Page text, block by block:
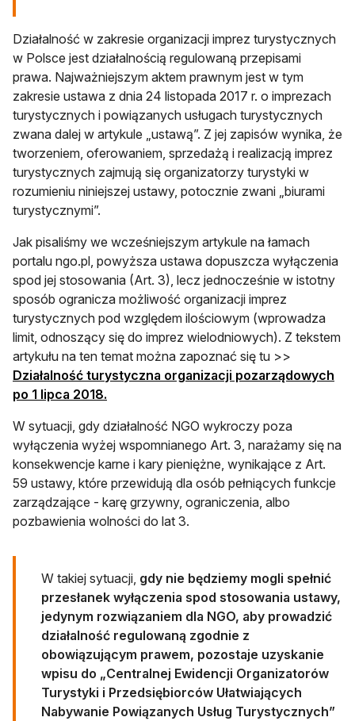
Działalność w zakresie organizacji imprez turystycznych
w Polsce jest działalnością regulowaną przepisami
prawa. Najważniejszym aktem prawnym jest w tym
zakresie ustawa z dnia 24 listopada 2017 r. o imprezach
turystycznych i powiązanych usługach turystycznych
zwana dalej w artykule „ustawą”. Z jej zapisów wynika, że
tworzeniem, oferowaniem, sprzedażą i realizacją imprez
turystycznych zajmują się organizatorzy turystyki w
rozumieniu niniejszej ustawy, potocznie zwani „biurami
turystycznymi”.
Jak pisaliśmy we wcześniejszym artykule na łamach
portalu ngo.pl, powyższa ustawa dopuszcza wyłączenia
spod jej stosowania (Art. 3), lecz jednocześnie w istotny
sposób ogranicza możliwość organizacji imprez
turystycznych pod względem ilościowym (wprowadza
limit, odnoszący się do imprez wielodniowych). Z tekstem
artykułu na ten temat można zapoznać się tu >>
Działalność turystyczna organizacji pozarządowych
po 1 lipca 2018.
W sytuacji, gdy działalność NGO wykroczy poza
wyłączenia wyżej wspomnianego Art. 3, narażamy się na
konsekwencje karne i kary pieniężne, wynikające z Art.
59 ustawy, które przewidują dla osób pełniących funkcje
zarządzające - karę grzywny, ograniczenia, albo
pozbawienia wolności do lat 3.
W takiej sytuacji, gdy nie będziemy mogli spełnić
przesłanek wyłączenia spod stosowania ustawy,
jedynym rozwiązaniem dla NGO, aby prowadzić
działalność regulowaną zgodnie z
obowiązującym prawem, pozostaje uzyskanie
wpisu do „Centralnej Ewidencji Organizatorów
Turystyki i Przedsiębiorców Ułatwiających
Nabywanie Powiązanych Usług Turystycznych”